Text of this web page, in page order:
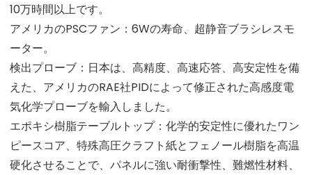
10万時間以上です。
アメリカのPSCファン：6Wの寿命、超静音ブラシレスモ
ーター。
検出プローブ：日本は、高精度、高速応答、高安定性を備
えた、アメリカのRAE社PIDによって修正された高感度電
気化学プローブを輸入しました。
エポキシ樹脂テーブルトップ：化学的安定性に優れたワン
ピースコア、特殊高圧クラフト紙とフェノール樹脂を高温
硬化させることで、パネルに強い耐衝撃性、難燃性材料、